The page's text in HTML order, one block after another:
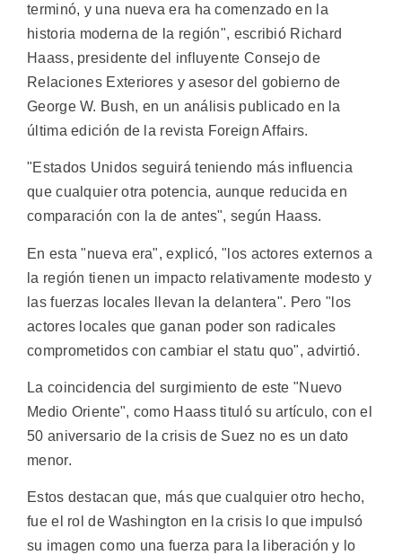
terminó, y una nueva era ha comenzado en la
historia moderna de la región", escribió Richard
Haass, presidente del influyente Consejo de
Relaciones Exteriores y asesor del gobierno de
George W. Bush, en un análisis publicado en la
última edición de la revista Foreign Affairs.
"Estados Unidos seguirá teniendo más influencia
que cualquier otra potencia, aunque reducida en
comparación con la de antes", según Haass.
En esta "nueva era", explicó, "los actores externos a
la región tienen un impacto relativamente modesto y
las fuerzas locales llevan la delantera". Pero "los
actores locales que ganan poder son radicales
comprometidos con cambiar el statu quo", advirtió.
La coincidencia del surgimiento de este "Nuevo
Medio Oriente", como Haass tituló su artículo, con el
50 aniversario de la crisis de Suez no es un dato
menor.
Estos destacan que, más que cualquier otro hecho,
fue el rol de Washington en la crisis lo que impulsó
su imagen como una fuerza para la liberación y lo